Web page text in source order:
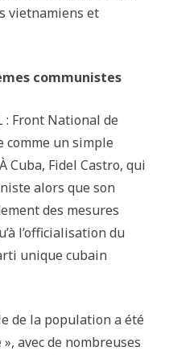
vietnamiens et
communistes
: Front National de
un simple
Cuba, Fidel Castro, qui
alors que son
des mesures
l’officialisation du
unique cubain
de la population a été
avec de nombreuses